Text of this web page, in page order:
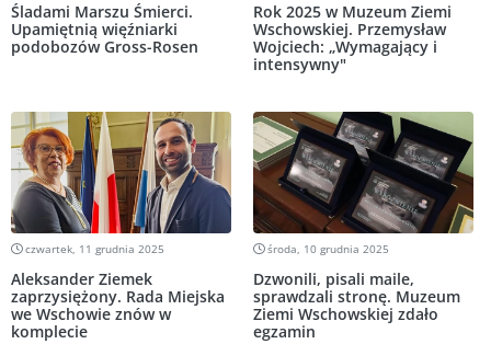
Śladami Marszu Śmierci.
Upamiętnią więźniarki
podobozów Gross-Rosen
Rok 2025 w Muzeum Ziemi
Wschowskiej. Przemysław
Wojciech: „Wymagający i
intensywny"
czwartek, 11 grudnia 2025
Aleksander Ziemek
zaprzysiężony. Rada Miejska
we Wschowie znów w
komplecie
środa, 10 grudnia 2025
Dzwonili, pisali maile,
sprawdzali stronę. Muzeum
Ziemi Wschowskiej zdało
egzamin